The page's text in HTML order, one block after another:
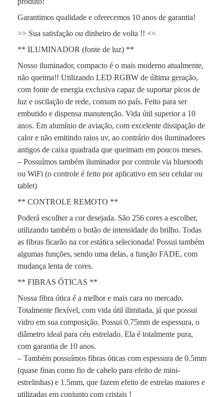
Garantimos qualidade e oferecemos 10 anos de garantia!
>> Sua satisfação ou dinheiro de volta !! <<
** ILUMINADOR (fonte de luz) **
Nosso iluminador, compacto é o mais moderno atualmente,
não queima!! Utilizando LED RGBW de última geração,
com fonte de energia exclusiva capaz de suportar picos de
luz e oscilação de rede, comum no país. Feito para ser
embutido e dispensa manutenção. Vida útil superior a 10
anos. Em alumínio de aviação, com excelente dissipação de
calor e não emitindo raios uv, ao contrário dos iluminadores
antigos de caixa quadrada que queimam em poucos meses.
– Possuímos também iluminador por controle via bluetooth
ou WiFi (o controle é feito por aplicativo em seu celular ou
tablet)
** CONTROLE REMOTO **
Poderá escolher a cor desejada. São 256 cores a escolher,
utilizando também o botão de intensidade do brilho. Todas
as fibras ficarão na cor estática selecionada! Possui também
algumas funções, sendo uma delas, a função FADE, com
mudança lenta de cores.
** FIBRAS ÓTICAS **
Nossa fibra ótica é a melhor e mais cara no mercado.
Totalmente flexível, com vida útil ilimitada, já que possui
vidro em sua composição. Possui 0.75mm de espessura, o
diâmetro ideal para céu estrelado. Ela é totalmente pura,
com garantia de 10 anos.
– Também possuímos fibras óticas com espessura de 0.5mm
(quase finas como fio de cabelo para efeito de mini-
estrelinhas) e 1.5mm, que fazem efeito de estrelas maiores e
utilizadas em conjunto com cristais !